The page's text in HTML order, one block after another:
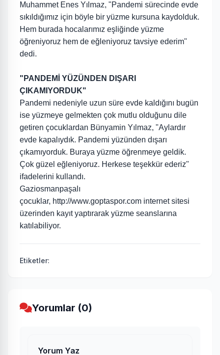
Muhammet Enes Yılmaz, "Pandemi sürecinde evde
sıkıldığımız için böyle bir yüzme kursuna kaydolduk.
Hem burada hocalarımız eşliğinde yüzme
öğreniyoruz hem de eğleniyoruz tavsiye ederim"
dedi.
"PANDEMİ YÜZÜNDEN DIŞARI
ÇIKAMIYORDUK"
Pandemi nedeniyle uzun süre evde kaldığını bugün
ise yüzmeye gelmekten çok mutlu olduğunu dile
getiren çocuklardan Bünyamin Yılmaz, "Aylardır
evde kapalıydık. Pandemi yüzünden dışarı
çıkamıyorduk. Buraya yüzme öğrenmeye geldik.
Çok güzel eğleniyoruz. Herkese teşekkür ederiz"
ifadelerini kullandı.
Gaziosmanpaşalı
çocuklar, http://www.goptaspor.com internet sitesi
üzerinden kayıt yaptırarak yüzme seanslarına
katılabiliyor.
Etiketler:
Yorumlar (0)
Yorum Yaz